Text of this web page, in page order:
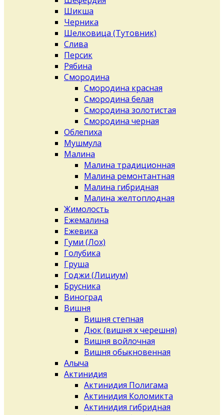
Шикша
Черника
Шелковица (Тутовник)
Слива
Персик
Рябина
Смородина
Смородина красная
Смородина белая
Смородина золотистая
Смородина черная
Облепиха
Мушмула
Малина
Малина традиционная
Малина ремонтантная
Малина гибридная
Малина желтоплодная
Жимолость
Ежемалина
Ежевика
Гуми (Лох)
Голубика
Груша
Годжи (Лициум)
Брусника
Виноград
Вишня
Вишня степная
Дюк (вишня х черешня)
Вишня войлочная
Вишня обыкновенная
Алыча
Актинидия
Актинидия Полигама
Актинидия Коломикта
Актинидия гибридная